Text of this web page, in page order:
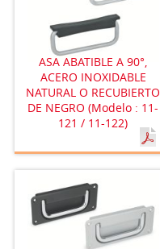
ASA ABATIBLE A 90°,
ACERO INOXIDABLE
NATURAL O RECUBIERTO
DE NEGRO (Modelo : 11-
121 / 11-122)